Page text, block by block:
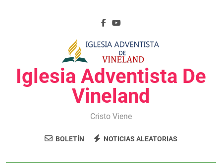
Iglesia Adventista De
Vineland
Cristo Viene
BOLETÍN NOTICIAS ALEATORIAS